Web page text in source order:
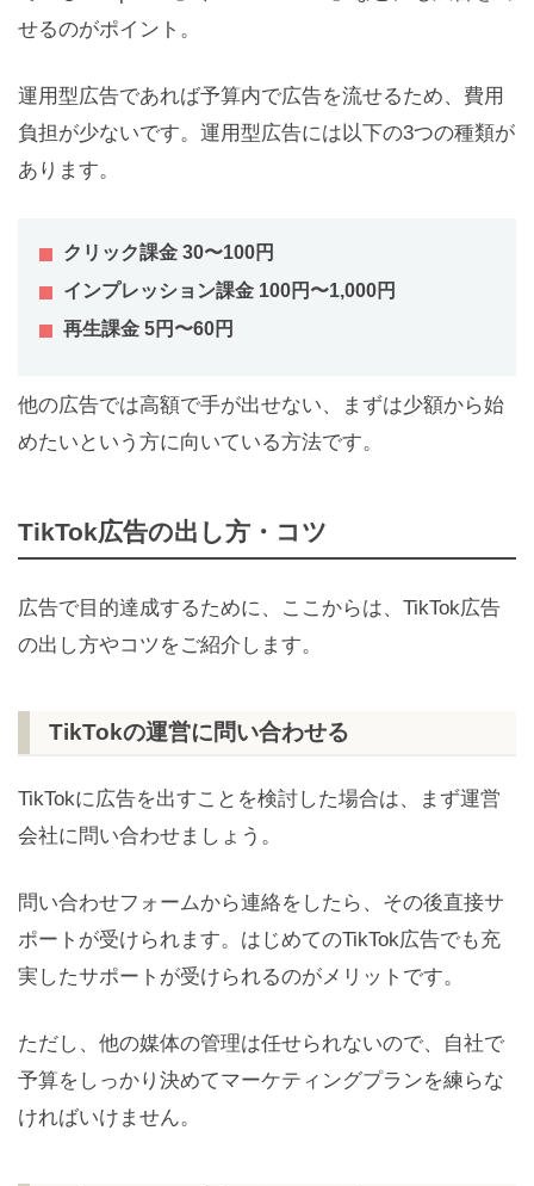
せるのがポイント。
運用型広告であれば予算内で広告を流せるため、費用
負担が少ないです。運用型広告には以下の3つの種類が
あります。
クリック課金 30〜100円
インプレッション課金 100円〜1,000円
再生課金 5円〜60円
他の広告では高額で手が出せない、まずは少額から始
めたいという方に向いている方法です。
TikTok広告の出し方・コツ
広告で目的達成するために、ここからは、TikTok広告
の出し方やコツをご紹介します。
TikTokの運営に問い合わせる
TikTokに広告を出すことを検討した場合は、まず運営
会社に問い合わせましょう。
問い合わせフォームから連絡をしたら、その後直接サ
ポートが受けられます。はじめてのTikTok広告でも充
実したサポートが受けられるのがメリットです。
ただし、他の媒体の管理は任せられないので、自社で
予算をしっかり決めてマーケティングプランを練らな
ければいけません。